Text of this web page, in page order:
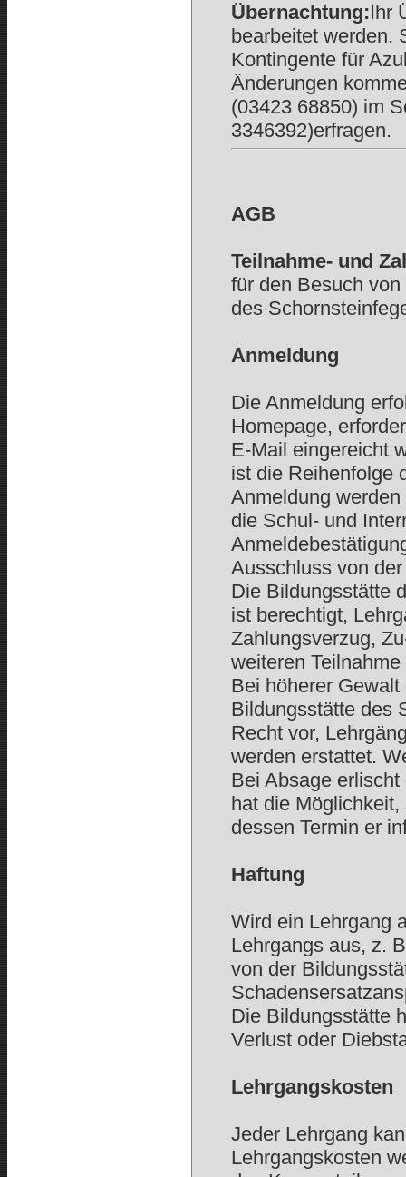
Übernachtung:Ihr
bearbeitet werden.
Kontingente für
Änderungen
(03423 68850) im
3346392)erfragen.
AGB
Teilnahme- und
für den Besuch
des
Anmeldung
Die Anmeldung
Homepage,
E-Mail eingereicht
ist die Reihenfolge
Anmeldung
die Schul- und
Ausschluss von
Die Bildungsstätte
ist berechtigt,
Zahlungsverzug,
weiteren
Bei höherer
Bildungsstätte des
Recht vor,
werden erstattet.
Bei Absage
hat die
dessen Termin er
Haftung
Wird ein Lehrgang
Lehrgangs aus, z.
von der
Die Bildungsstätte
Verlust oder
Lehrgangskosten
Jeder Lehrgang
Lehrgangskosten